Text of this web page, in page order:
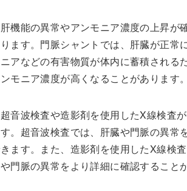
機能の異常やアンモニア濃度の上昇が
ます。門脈シャントでは、肝臓が正常
アなどの有害物質が体内に蓄積される
モニア濃度が高くなることがあります
音波検査や造影剤を使用したX線検査
。超音波検査では、肝臓や門脈の異常
ます。また、造影剤を使用したX線検
門脈の異常をより詳細に確認すること